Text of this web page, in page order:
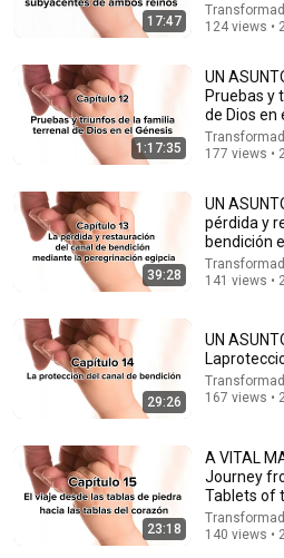
meditaciones para recibir el
Motivacionales para la vida
New 6 views
to respond with INTELLIGENCE
NEURO CIENCIA
Auto-dubbed
93K views
17:47
124 views •
1:17:35
UN
Pruebas y
de Dios en
177 views •
39:28
UN
pérdida y
bendición
141 views •
29:26
UN
167 views •
23:18
A VITAL
Journey
Tablets of
140 views •